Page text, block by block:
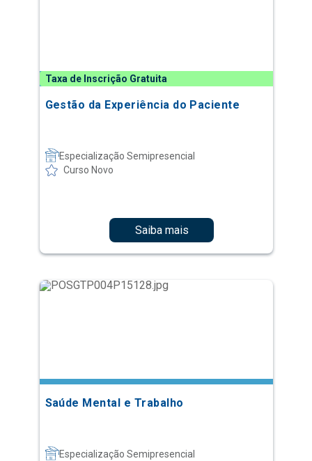
Taxa de Inscrição Gratuita
Gestão da Experiência do Paciente
Especialização Semipresencial
Curso Novo
Saiba mais
Saúde Mental e Trabalho
Especialização Semipresencial